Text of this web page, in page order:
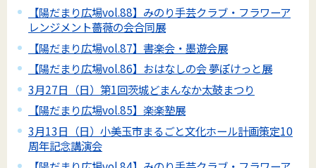
【陽だまり広場vol.88】みのり手芸クラブ・フラワーア
レンジメント薔薇の会合同展
【陽だまり広場vol.87】書楽会・墨遊会展
【陽だまり広場vol.86】おはなしの会 夢ぽけっと展
3月27日（日）第1回茨城どまんなか太鼓まつり
【陽だまり広場vol.85】楽楽塾展
3月13日（日）小美玉市まるごと文化ホール計画策定10
周年記念講演会